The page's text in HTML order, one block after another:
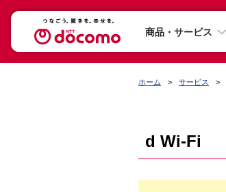
商品・サービス
ホーム サービス
d Wi-Fi